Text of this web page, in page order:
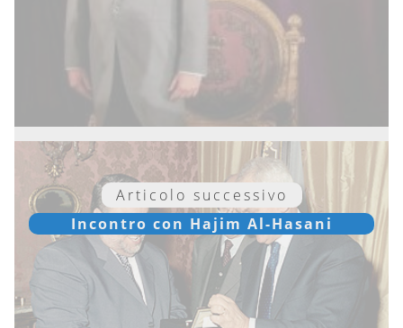
Articolo successivo
Incontro con Hajim Al-Hasani